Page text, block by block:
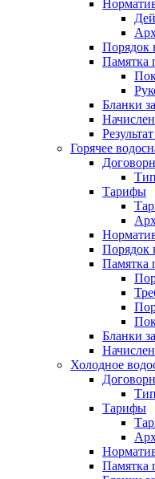
Порядок
Памятка
Бланки
Горячее
Тарифы
Порядок
Памятка
Бланки
Холодное
Тарифы
Памятка